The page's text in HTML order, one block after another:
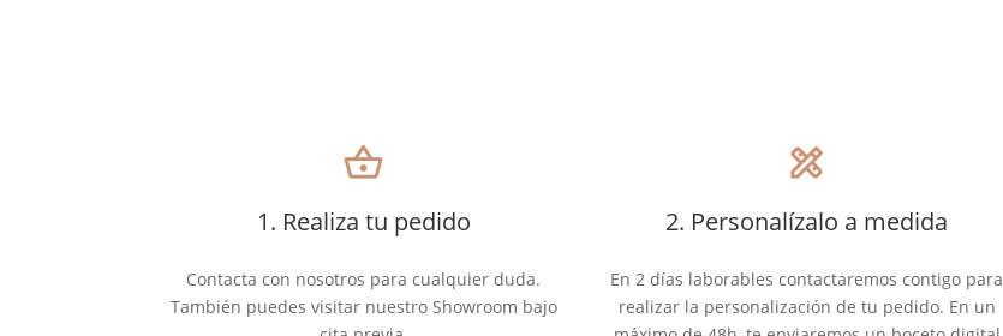
shopping_basket
1. Realiza tu pedido
Contacta con nosotros para cualquier duda.
También puedes visitar nuestro Showroom bajo
design_services
2. Personalízalo a medida
En 2 días laborables contactaremos contigo para
realizar la personalización de tu pedido. En un